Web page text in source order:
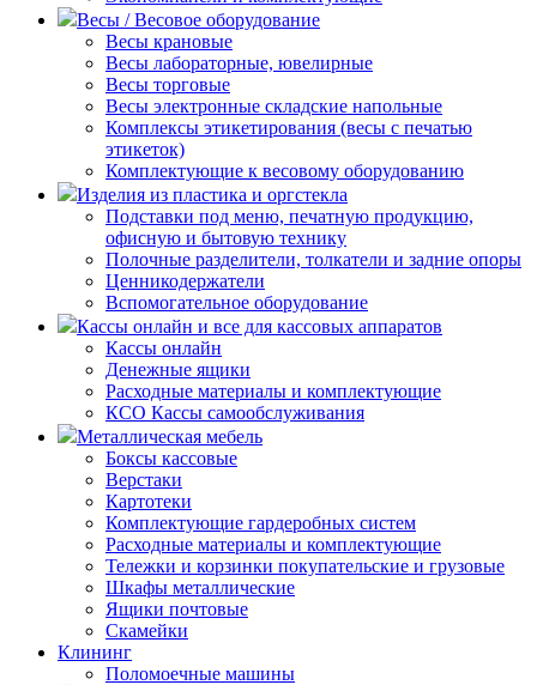
Весы / Весовое оборудование
Весы крановые
Весы лабораторные, ювелирные
Весы торговые
Весы электронные складские напольные
Комплексы этикетирования (весы с печатью
этикеток)
Комплектующие к весовому оборудованию
Изделия из пластика и оргстекла
Подставки под меню, печатную продукцию,
офисную и бытовую технику
Полочные разделители, толкатели и задние опоры
Ценникодержатели
Вспомогательное оборудование
Кассы онлайн и все для кассовых аппаратов
Кассы онлайн
Денежные ящики
Расходные материалы и комплектующие
КСО Кассы самообслуживания
Металлическая мебель
Боксы кассовые
Верстаки
Картотеки
Комплектующие гардеробных систем
Расходные материалы и комплектующие
Тележки и корзинки покупательские и грузовые
Шкафы металлические
Ящики почтовые
Скамейки
Клининг
Поломоечные машины